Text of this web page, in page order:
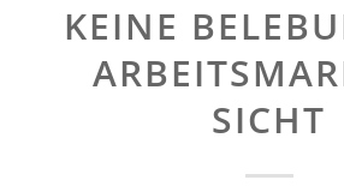
KEINE
SICHT